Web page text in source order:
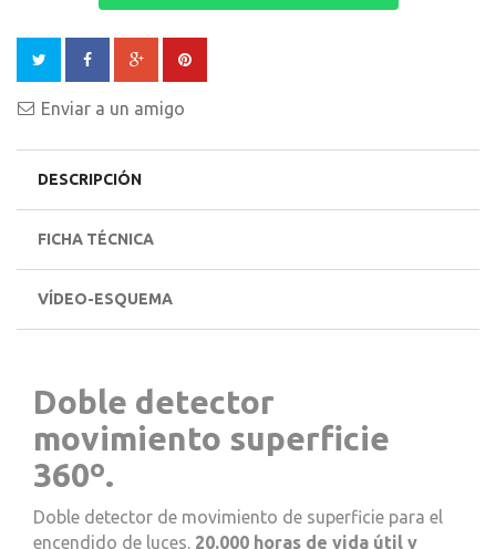
Enviar a un amigo
DESCRIPCIÓN
FICHA TÉCNICA
VÍDEO-ESQUEMA
Doble detector
movimiento superficie
360º.
Doble detector de movimiento de superficie para el
encendido de luces. 20.000 horas de vida útil y